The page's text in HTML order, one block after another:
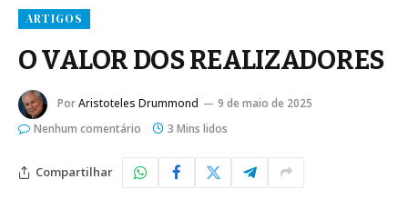
ARTIGOS
O VALOR DOS REALIZADORES
PorAristoteles Drummond
9 de maio de 2025
Nenhum comentário
3 Mins lidos
Compartilhar